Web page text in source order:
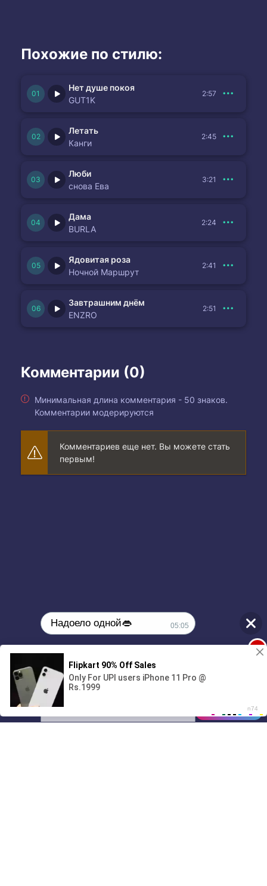
Похожие по стилю:
Нет душе покоя
GUT1K
2:57
Летать
Канги
2:45
Люби
снова Ева
3:21
Дама
BURLA
2:24
Ядовитая роза
Ночной Маршрут
2:41
Завтрашним днём
ENZRO
2:51
Комментарии (0)
Минимальная длина комментария - 50 знаков.
Комментарии модерируются
Комментариев еще нет. Вы можете стать
первым!
01/07
00:00
Надоело одной👄 05:05
🔞Может, изменим это?💦
1